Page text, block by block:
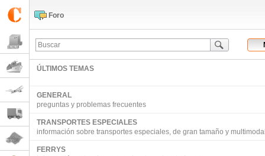
Foro
ÚLTIMOS TEMAS
GENERAL
preguntas y problemas frecuentes
TRANSPORTES ESPECIALES
información sobre transportes especiales, de gran tamaño y
FERRYS